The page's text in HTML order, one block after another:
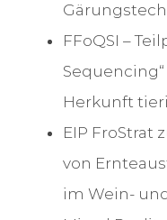
FFoQSI –
Herkunft
EIP FroStrat
von
im Wein-